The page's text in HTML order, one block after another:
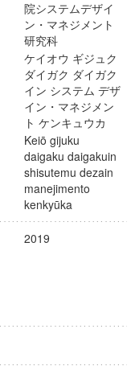
院システムデザイ
ン・マネジメント
研究科
ケイオウ ギジュク
ダイガク ダイガク
イン システム デザ
イン・マネジメン
ト ケンキュウカ
Keiō gijuku
daigaku daigakuin
shisutemu dezain
manejimento
kenkyūka
2019